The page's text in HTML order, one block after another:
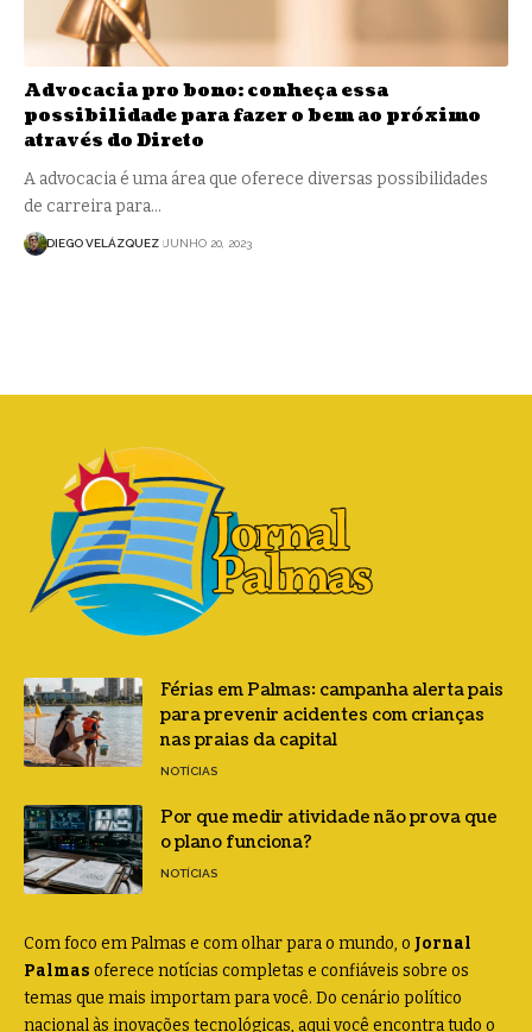
Advocacia pro bono: conheça essa
possibilidade para fazer o bem ao próximo
através do Direto
A advocacia é uma área que oferece diversas possibilidades
de carreira para…
DIEGO VELÁZQUEZ JUNHO 20, 2023
Férias em Palmas: campanha alerta pais
para prevenir acidentes com crianças
nas praias da capital
NOTÍCIAS
Por que medir atividade não prova que
o plano funciona?
NOTÍCIAS
Com foco em Palmas e com olhar para o mundo, o Jornal
Palmas oferece notícias completas e confiáveis sobre os
temas que mais importam para você. Do cenário político
nacional às inovações tecnológicas, aqui você encontra tudo o